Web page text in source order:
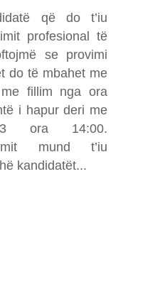
që do t’iu
profesional të
se provimi
do të mbahet me
fillim nga ora
i hapur deri me
ora 14:00.
mund t’iu
kandidatët